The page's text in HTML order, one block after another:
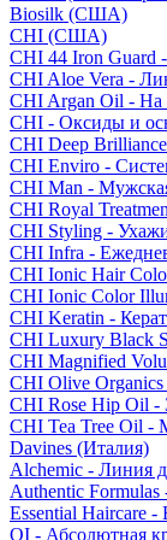
Biosilk (США)
CHI (США)
CHI 44 Iron Guard
CHI Aloe Vera -
CHI Argan Oil - На
CHI - Оксиды и
CHI Deep
CHI Enviro -
CHI Man -
CHI Royal
CHI Styling -
CHI Infra -
CHI Ionic Hair
CHI Ionic Color
CHI Keratin -
CHI Luxury Black
CHI Magnified
CHI Olive Organics
CHI Rose Hip Oil -
CHI Tea Tree Oil -
Davines (Италия)
Alchemic - Линия
Authentic Formulas
Essential Haircare
OI - Абсолютная